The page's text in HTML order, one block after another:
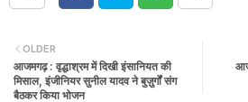
OLDER
आजमगढ़ : वृद्धाश्रम में दिखी इंसानियत की
मिसाल, इंजीनियर सुनील यादव ने बुज़ुर्गों संग
बैठकर किया भोजन